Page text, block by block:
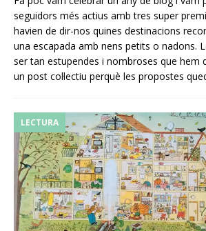
seguidors més actius amb tres super
havien de dir-nos quines destinacions
una escapada amb nens petits o nadons.
ser tan estupendes i nombroses que hem
un post col·lectiu perquè les propostes
LECTURA